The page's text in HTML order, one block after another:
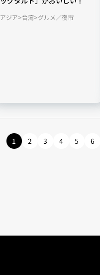
アジア 台湾 グルメ／夜市
1 2 3 4 5 6